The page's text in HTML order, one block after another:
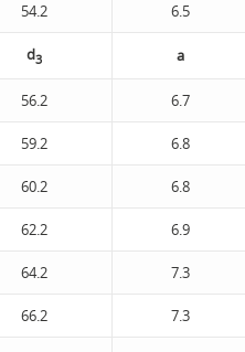
54.2 6.5
d3 а
56.2 6.7
59.2 6.8
60.2 6.8
62.2 6.9
64.2 7.3
66.2 7.3